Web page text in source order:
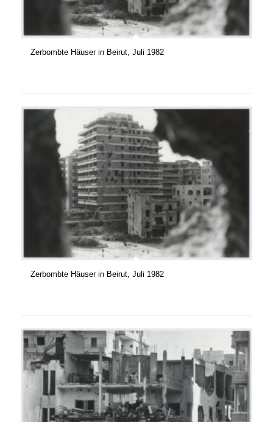
Zerbombte Häuser in Beirut, Juli 1982
Zerbombte Häuser in Beirut, Juli 1982